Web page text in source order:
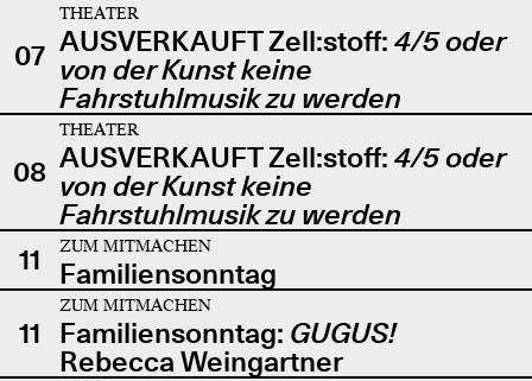
07
THEATER
AUSVERKAUFT Zell:stoff: 4/5 oder
von der Kunst keine
Fahrstuhlmusik zu werden
08
THEATER
AUSVERKAUFT Zell:stoff: 4/5 oder
von der Kunst keine
Fahrstuhlmusik zu werden
11
ZUM MITMACHEN
Familiensonntag
11
ZUM MITMACHEN
Familiensonntag: GUGUS!
Rebecca Weingartner